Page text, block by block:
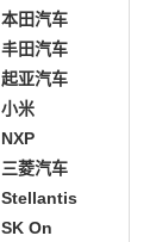
本田汽车
丰田汽车
起亚汽车
小米
NXP
三菱汽车
Stellantis
SK On